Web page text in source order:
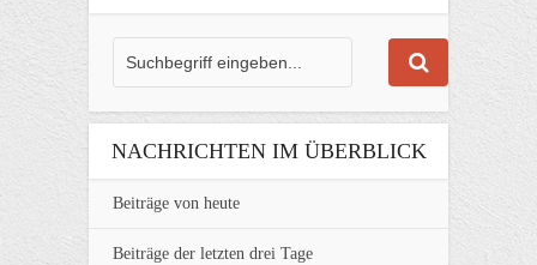
NACHRICHTEN IM ÜBERBLICK
Beiträge von heute
Beiträge der letzten drei Tage